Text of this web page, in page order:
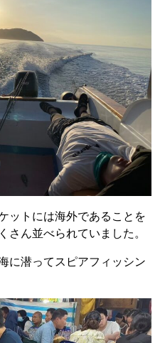
ットには海外であることを
ん並べられていました。
に潜ってスピアフィッシン